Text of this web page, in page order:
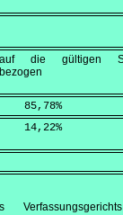
auf die gültigen
bezogen
    85,78
%
    14,22
%